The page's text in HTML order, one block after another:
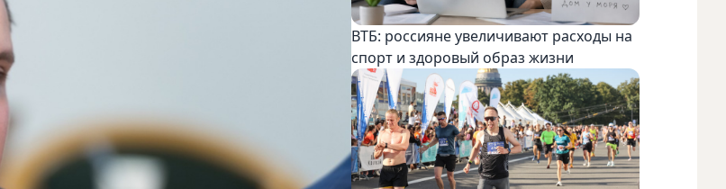
ВТБ: россияне увеличивают расходы на
спорт и здоровый образ жизни